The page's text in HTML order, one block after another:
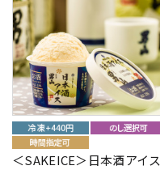
＜SAKEICE＞日本酒アイス